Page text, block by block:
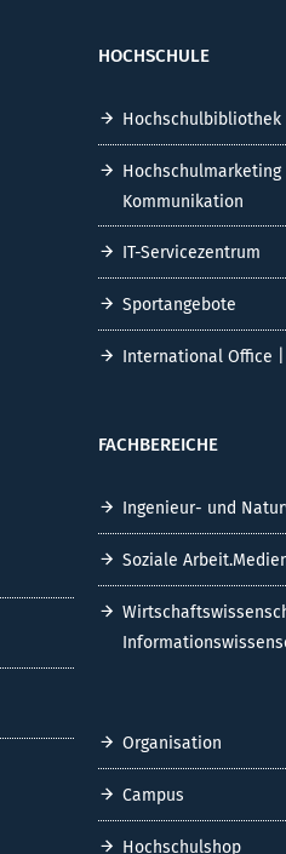
HOCHSCHULE
Hochschulbibliothek
Hochschulmarketing
Kommunikation
IT-Servicezentrum
Sportangebote
International Office |
FACHBEREICHE
Ingenieur- und
Soziale
Organisation
Campus
Hochschulshop